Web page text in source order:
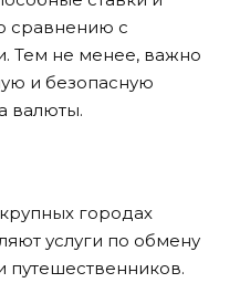
сравнению с
Тем не менее, важно
и безопасную
валюты.
городах
услуги по обмену
путешественников.